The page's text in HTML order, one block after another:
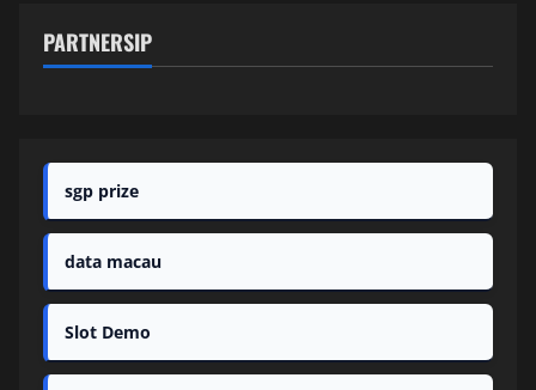
PARTNERSIP
sgp prize
data macau
Slot Demo